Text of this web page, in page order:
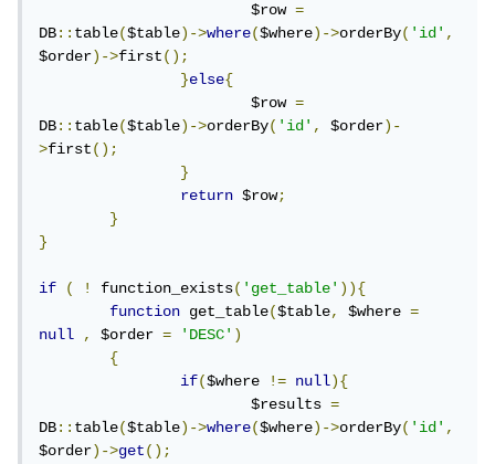
			$row
=
DB::table($table)->where($where)->orderBy('id',
$order)->first();
}else{
			$row
=
DB::table($table)->orderBy('id', $order)-
>first();
}
return $row;
}
}
if ( ! function_exists('get_table')){
function get_table($table, $where =
null
, $order = 'DESC')
{
if($where != null){
			$results
=
DB::table($table)->where($where)->orderBy('id',
$order)->get();